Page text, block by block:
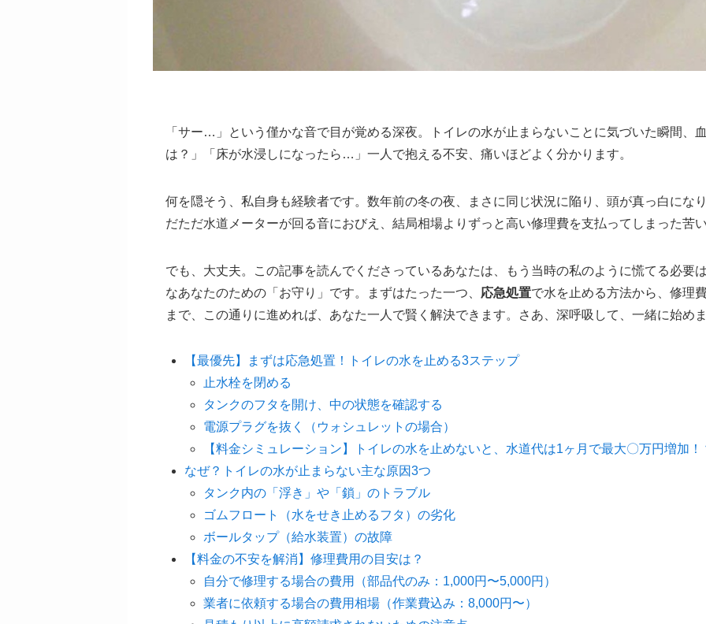
「サー…」という僅かな音で目が覚める深夜。トイレの水が止まらないことに気づいた瞬間、
は？」「床が水浸しになったら…」一人で抱える不安、痛いほどよく分かります。
何を隠そう、私自身も経験者です。数年前の冬の夜、まさに同じ状況に陥り、頭が真っ白にな
だただ水道メーターが回る音におびえ、結局相場よりずっと高い修理費を支払ってしまった苦
でも、大丈夫。この記事を読んでくださっているあなたは、もう当時の私のように慌てる必要
なあなたのための「お守り」です。まずはたった一つ、 応急処置で水を止める方法から、修理
まで、この通りに進めれば、あなた一人で賢く解決できます。さあ、深呼吸して、一緒に始め
【最優先】まずは応急処置！トイレの水を止める3ステップ
止水栓を閉める
タンクのフタを開け、中の状態を確認する
電源プラグを抜く（ウォシュレットの場合）
【料金シミュレーション】トイレの水を止めないと、水道代は1ヶ月で最大〇万円増加！
なぜ？トイレの水が止まらない主な原因3つ
タンク内の「浮き」や「鎖」のトラブル
ゴムフロート（水をせき止めるフタ）の劣化
ボールタップ（給水装置）の故障
【料金の不安を解消】修理費用の目安は？
自分で修理する場合の費用（部品代のみ：1,000円〜5,000円）
業者に依頼する場合の費用相場（作業費込み：8,000円〜）